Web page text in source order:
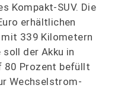
Kompakt-SUV. Die
erhältlichen
339 Kilometern
soll der Akku in
80 Prozent befüllt
Wechselstrom-